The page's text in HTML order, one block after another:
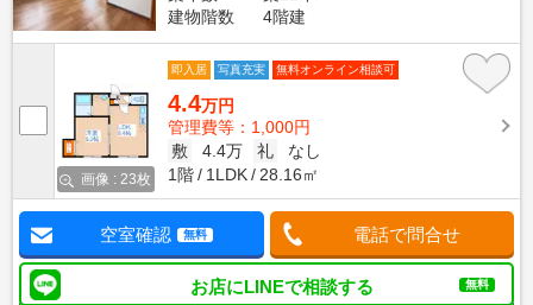
建物階数
4階建
画像 : 23枚
即入居 写真充実 無料オンライン相談可
4.4万円
管理費等：1,000円
敷
4.4万 礼
なし
1階
1LDK 28.16㎡
空室確認 無料 電話で問合せ
お店にLINEで相談する 無料